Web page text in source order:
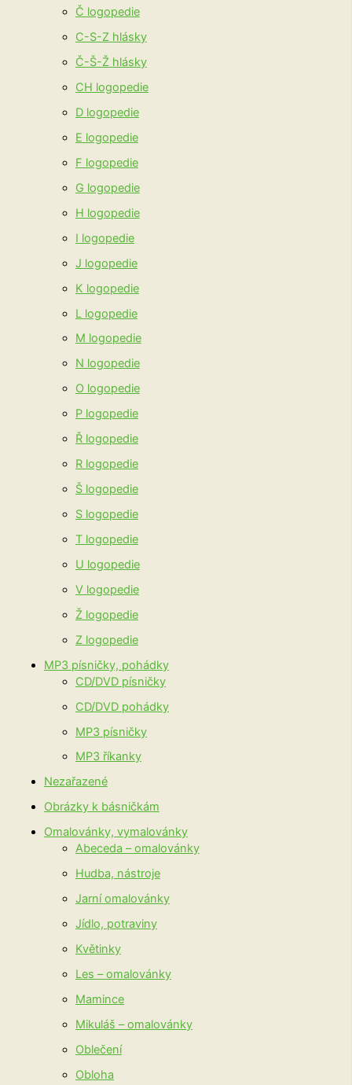
Č logopedie
C-S-Z hlásky
Č-Š-Ž hlásky
CH logopedie
D logopedie
E logopedie
F logopedie
G logopedie
H logopedie
I logopedie
J logopedie
K logopedie
L logopedie
M logopedie
N logopedie
O logopedie
P logopedie
Ř logopedie
R logopedie
Š logopedie
S logopedie
T logopedie
U logopedie
V logopedie
Ž logopedie
Z logopedie
MP3 písničky, pohádky
CD/DVD písničky
CD/DVD pohádky
MP3 písničky
MP3 říkanky
Nezařazené
Obrázky k básničkám
Omalovánky, vymalovánky
Abeceda – omalovánky
Hudba, nástroje
Jarní omalovánky
Jídlo, potraviny
Květinky
Les – omalovánky
Mamince
Mikuláš – omalovánky
Oblečení
Obloha